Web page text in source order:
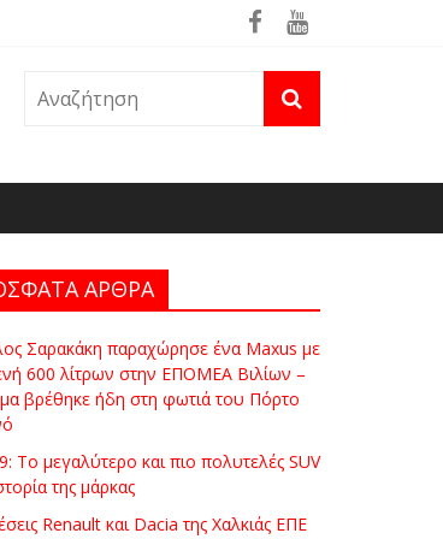
ΑΡΘΡΑ
Σαρακάκη παραχώρησε ένα Maxus με
600 λίτρων στην ΕΠΟΜΕΑ Βιλίων –
βρέθηκε ήδη στη φωτιά του Πόρτο
Το μεγαλύτερο και πιο πολυτελές SUV
της μάρκας
Renault και Dacia της Χαλκιάς ΕΠΕ